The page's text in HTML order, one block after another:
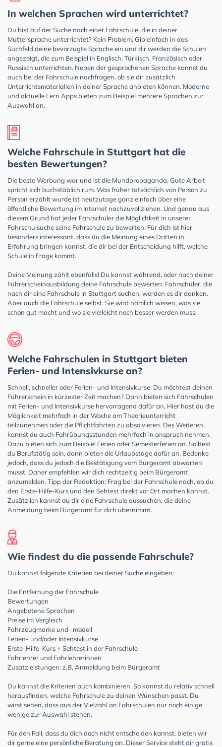
In welchen Sprachen wird unterrichtet?
Du bist auf der Suche nach einer Fahrschule, die in deiner
Muttersprache unterrichtet? Kein Problem. Gib einfach in das
Suchfeld deine bevorzugte Sprache ein und dir werden die Schulen
angezeigt, die zum Beispiel in Englisch, Türkisch, Französisch oder
Russisch unterrichten. Neben der gesprochenen Sprache kannst du
auch bei der Fahrschule nachfragen, ob sie dir zusätzlich
Unterrichtsmaterialien in deiner Sprache anbieten können. Moderne
und aktuelle Lern Apps bieten zum Beispiel mehrere Sprachen zur
Auswahl an.
Welche Fahrschule in Stuttgart hat die
besten Bewertungen?
Die beste Werbung war und ist die Mundpropaganda. Gute Arbeit
spricht sich buchstäblich rum. Was früher tatsächlich von Person zu
Person erzählt wurde ist heutzutage ganz einfach über eine
öffentliche Bewertung im Internet nachzuvollziehen. Und genau aus
diesem Grund hat jeder Fahrschüler die Möglichkeit in unserer
Fahrschulsuche seine Fahrschule zu bewerten. Für dich ist hier
besonders interessant, dass du die Meinung eines Dritten in
Erfahrung bringen kannst, die dir bei der Entscheidung hilft, welche
Schule in Frage kommt.
Deine Meinung zählt ebenfalls! Du kannst während, oder nach deiner
Führerscheinausbildung deine Fahrschule bewerten. Fahrschüler, die
nach dir eine Fahrschule in Stuttgart suchen, werden es dir danken.
Aber auch die Fahrschule selbst. Sie wird nämlich wissen, was sie
schon gut macht und wo sie vielleicht noch besser werden muss.
Welche Fahrschulen in Stuttgart bieten
Ferien- und Intensivkurse an?
Schnell, schneller oder Ferien- und Intensivkurse. Du möchtest deinen
Führerschein in kürzester Zeit machen? Dann bieten sich Fahrschulen
mit Ferien- und Intensivkurse hervorragend dafür an. Hier hast du die
Möglichkeit mehrfach in der Woche am Theorieunterricht
teilzunehmen oder die Pflichtfahrten zu absolvieren. Des Weiteren
kannst du auch Fahrübungsstunden mehrfach in anspruch nehmen.
Dazu bieten sich zum Beispiel Ferien oder Semesterferien an. Solltest
du Berufstätig sein, dann bieten die Urlaubstage dafür an. Bedenke
jedoch, dass du jedoch die Bestätigung vom Bürgeramt abwarten
musst. Daher empfehlen wir dich rechtzeitig beim Bürgeramt
anzumelden. Tipp der Redaktion: Frag bei der Fahrschule nach, ob du
den Erste-Hilfe-Kurs und den Sehtest direkt vor Ort machen kannst.
Zusätzlich kannst du dir eine Fahrschule aussuchen, die deine
Anmeldung beim Bürgeramt für dich übernimmt.
Wie findest du die passende Fahrschule?
Du kannst folgende Kriterien bei deiner Suche eingeben:
Die Entfernung der Fahrschule
Bewertungen
Angebotene Sprachen
Preise im Vergleich
Fahrzeugmarke und -modell
Ferien- und/oder Intensivkurse
Erste-Hilfe-Kurs + Sehtest in der Fahrschule
Fahrlehrer und Fahrlehrerinnen
Zusatzleistungen: z.B. Anmeldung beim Bürgeramt
Du kannst die Kriterien auch kombinieren. So kannst du relativ schnell
herausfinden, welche Fahrschule zu deinen Wünschen passt. Du
wirst sehen, dass aus der Vielzahl an Fahrschulen nur noch einige
wenige zur Auswahl stehen.
Für den Fall, dass du dich doch nicht entscheiden kannst, bieten wir
dir gerne eine persönliche Beratung an. Dieser Service steht dir gratis